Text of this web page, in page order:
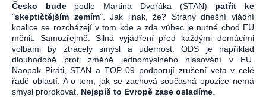
Česko budepodle Martina Dvořáka (STAN) patřit ke
"skeptičtějším zemím". Jak jinak, že? Strany dnešní vládní
koalice se rozcházejí v tom kde a zda vůbec je nutné chod EU
měnit. Samozřejmě. Silná vyjádření před každými domácími
volbami by ztrácely smysl a údernost. ODS je například
dlouhodobě proti změně jednomyslného hlasování v EU.
Naopak Piráti, STAN a TOP 09 podporují zrušení veta v celé
řadě oblastí. A o tom, jak se zachová současná opozice nemá
smysl prorokovat. Nejspíš to Evropě zase osladíme